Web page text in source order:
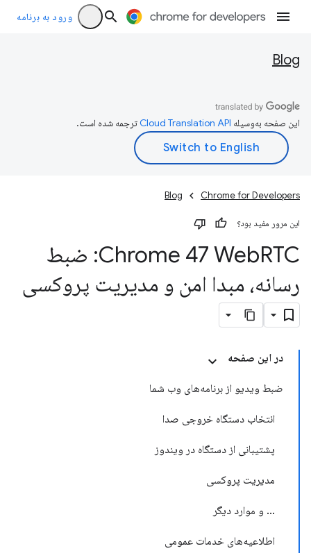
ورود به برنامه
Blog
این صفحه به‌وسیله ترجمه شده است.
Chrome for Developers
Blog
این مرور مفید بود؟
Chrome 47 WebRTC: ضبط
رسانه، مبدا امن و مدیریت پروکسی
در این صفحه
ضبط ویدیو از برنامه‌های وب شما
انتخاب دستگاه خروجی صدا
پشتیبانی از دستگاه در ویندوز
مدیریت پروکسی
... و موارد دیگر
اطلاعیه‌های خدمات عمومی